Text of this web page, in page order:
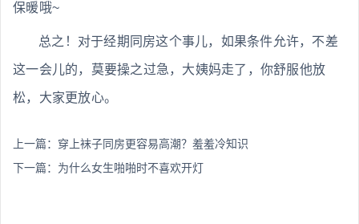
保暖哦~
总之！对于经期同房这个事儿，如果条件允许，不差
这一会儿的，莫要操之过急，大姨妈走了，你舒服他放
松，大家更放心。
上一篇： 穿上袜子同房更容易高潮？羞羞冷知识
下一篇： 为什么女生啪啪时不喜欢开灯